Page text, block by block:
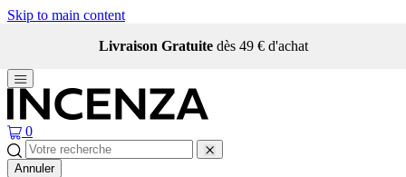
Skip to main content
Livraison Gratuite dès 49 € d'achat
0
Annuler